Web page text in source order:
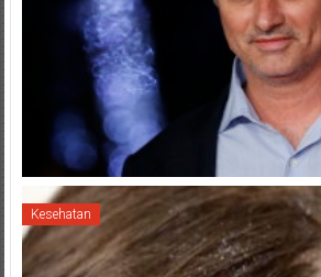
Kesehatan